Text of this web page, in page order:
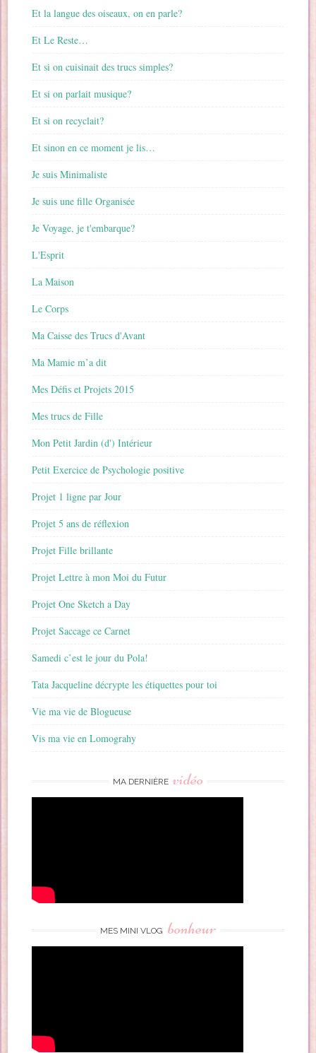
Et la langue des oiseaux, on en parle?
Et Le Reste…
Et si on cuisinait des trucs simples?
Et si on parlait musique?
Et si on recyclait?
Et sinon en ce moment je lis…
Je suis Minimaliste
Je suis une fille Organisée
Je Voyage, je t'embarque?
L'Esprit
La Maison
Le Corps
Ma Caisse des Trucs d'Avant
Ma Mamie m’a dit
Mes Défis et Projets 2015
Mes trucs de Fille
Mon Petit Jardin (d') Intérieur
Petit Exercice de Psychologie positive
Projet 1 ligne par Jour
Projet 5 ans de réflexion
Projet Fille brillante
Projet Lettre à mon Moi du Futur
Projet One Sketch a Day
Projet Saccage ce Carnet
Samedi c’est le jour du Pola!
Tata Jacqueline décrypte les étiquettes pour toi
Vie ma vie de Blogueuse
Vis ma vie en Lomograhy
MA DERNIÈRE vidéo
MES MINI VLOG bonheur